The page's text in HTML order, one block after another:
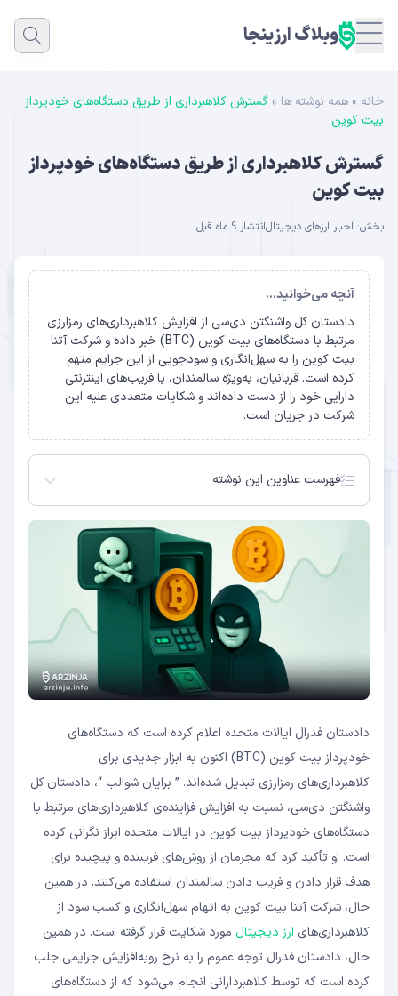
وبلاگ ارزینجا
خانه » همه نوشته ها » گسترش کلاهبرداری از طریق دستگاه‌های خودپرداز
بیت‌ کوین
گسترش کلاهبرداری از طریق دستگاه‌های خودپرداز
بیت‌ کوین
بخش: اخبار ارزهای دیجیتالانتشار 9 ماه قبل
آنچه می‌خوانید...
دادستان کل واشنگتن دی‌سی از افزایش کلاهبرداری‌های رمزارزی
مرتبط با دستگاه‌های بیت ‌کوین (BTC) خبر داده و شرکت آتنا
بیت ‌کوین را به سهل‌انگاری و سودجویی از این جرایم متهم
کرده است. قربانیان، به‌ویژه سالمندان، با فریب‌های اینترنتی
دارایی خود را از دست داده‌اند و شکایات متعددی علیه این
شرکت در جریان است.
فهرست عناوین این نوشته
روایت قربانی از فریب اینترنتی و انتقال بیت ‌کوین
فریب با ادعای سرقت بانکی و نقش آتنا بیت ‌کوین
طرح شکایت علیه آتنا بیت‌ کوین و واکنش شرکت
دفاع شرکت از خود و اقدام حقوقی قربانی
دادستان فدرال ایالات متحده اعلام کرده است که دستگاه‌های
خودپرداز بیت ‌کوین (BTC) اکنون به ابزار جدیدی برای
کلاهبرداری‌های رمزارزی تبدیل شده‌اند. ” برایان شوالب “، دادستان کل
واشنگتن دی‌سی، نسبت به افزایش فزاینده‌ی کلاهبرداری‌های مرتبط با
دستگاه‌های خودپرداز بیت‌ کوین در ایالات متحده ابراز نگرانی کرده
است. او تأکید کرد که مجرمان از روش‌های فریبنده و پیچیده برای
هدف قرار دادن و فریب دادن سالمندان استفاده می‌کنند. در همین
حال، شرکت آتنا بیت‌ کوین به اتهام سهل‌انگاری و کسب سود از
کلاهبرداری‌های ارز دیجیتال مورد شکایت قرار گرفته است. در همین
حال، دادستان فدرال توجه عموم را به نرخ رو‌به‌افزایش جرایمی جلب
کرده است که توسط کلاهبردارانی انجام می‌شود که از دستگاه‌های